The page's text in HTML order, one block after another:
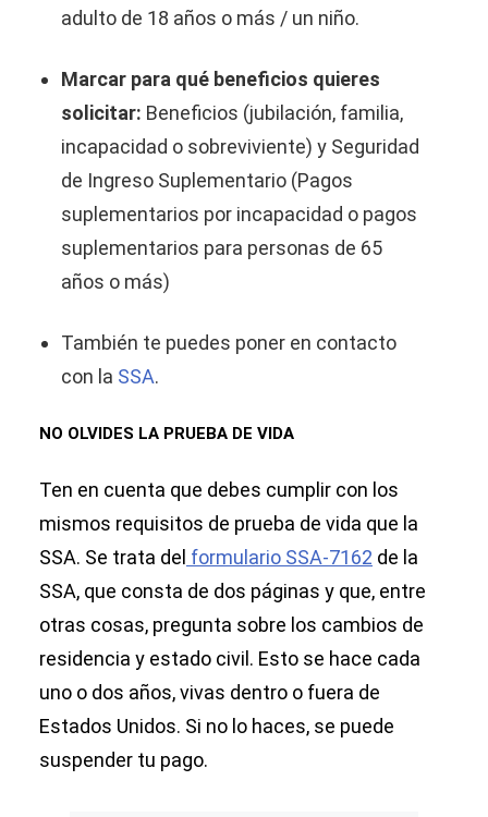
adulto de 18 años o más / un niño.
Marcar para qué beneficios quieres
solicitar: Beneficios (jubilación, familia,
incapacidad o sobreviviente) y Seguridad
de Ingreso Suplementario (Pagos
suplementarios por incapacidad o pagos
suplementarios para personas de 65
años o más)
También te puedes poner en contacto
con la SSA.
NO OLVIDES LA PRUEBA DE VIDA
Ten en cuenta que debes cumplir con los
mismos requisitos de prueba de vida que la
SSA. Se trata del formulario SSA-7162 de la
SSA, que consta de dos páginas y que, entre
otras cosas, pregunta sobre los cambios de
residencia y estado civil. Esto se hace cada
uno o dos años, vivas dentro o fuera de
Estados Unidos. Si no lo haces, se puede
suspender tu pago.